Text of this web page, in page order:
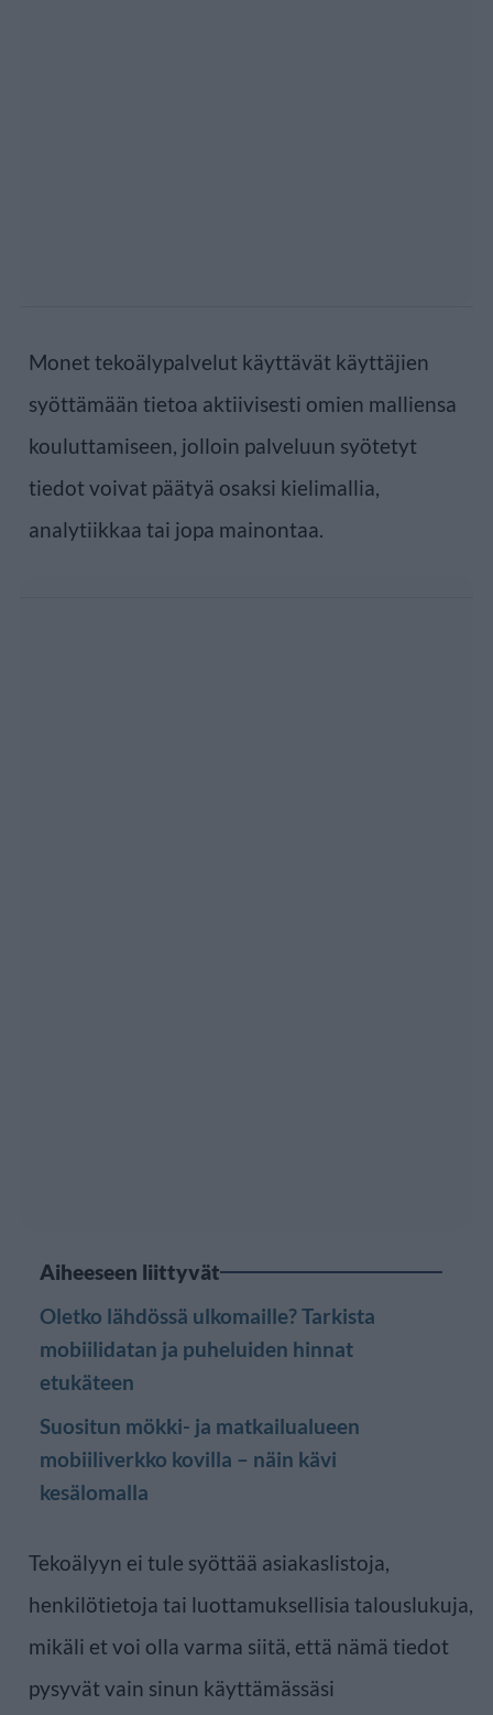
Monet tekoälypalvelut käyttävät käyttäjien
syöttämään tietoa aktiivisesti omien malliensa
kouluttamiseen, jolloin palveluun syötetyt
tiedot voivat päätyä osaksi kielimallia,
analytiikkaa tai jopa mainontaa.
Aiheeseen liittyvät
Oletko lähdössä ulkomaille? Tarkista
mobiilidatan ja puheluiden hinnat
etukäteen
Suositun mökki- ja matkailualueen
mobiiliverkko kovilla – näin kävi
kesälomalla
Tekoälyyn ei tule syöttää asiakaslistoja,
henkilötietoja tai luottamuksellisia talouslukuja,
mikäli et voi olla varma siitä, että nämä tiedot
pysyvät vain sinun käyttämässäsi